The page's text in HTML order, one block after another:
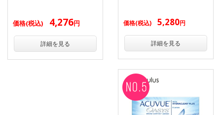
価格(税込) 4,276円
詳細を見る
価格(税込) 5,280円
詳細を見る